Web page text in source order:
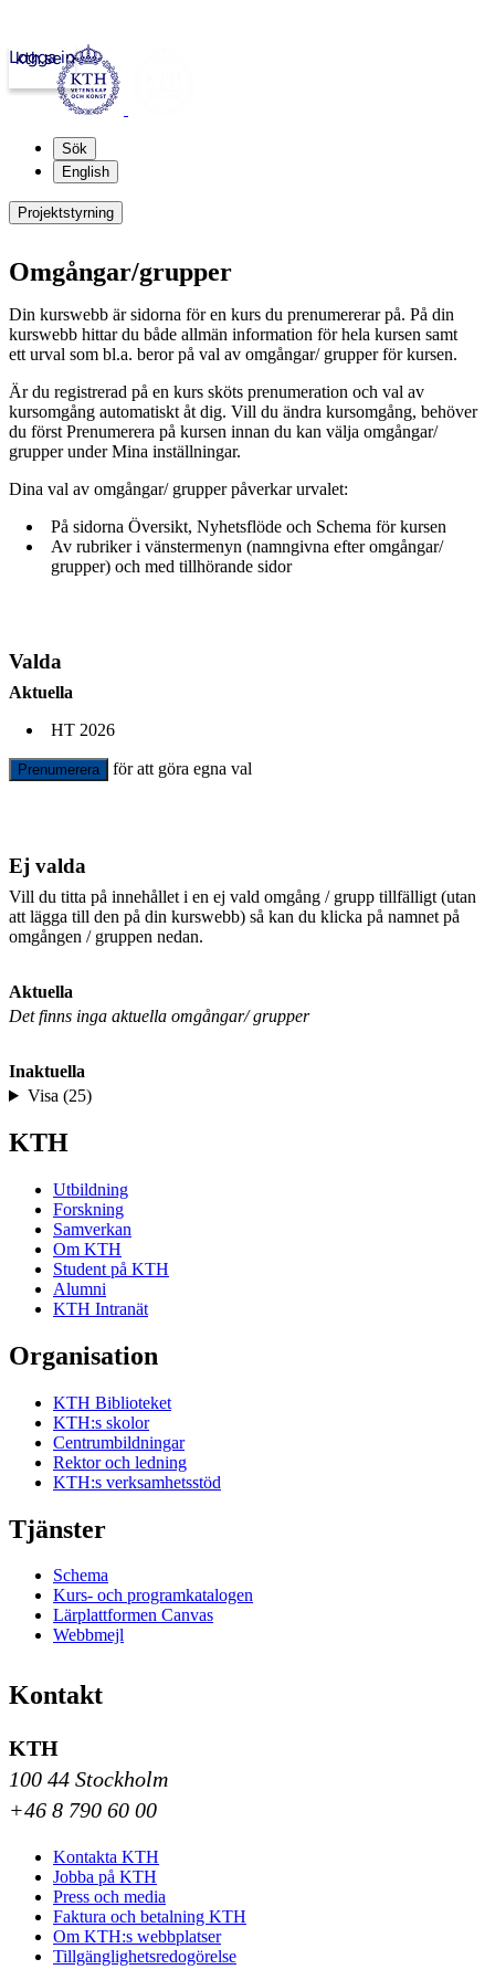
kth.se
Logga in
Sök
English
Projektstyrning
Omgångar/grupper
Din kurswebb är sidorna för en kurs du prenumererar på. På din
kurswebb hittar du både allmän information för hela kursen samt
ett urval som bl.a. beror på val av omgångar/ grupper för kursen.
Är du registrerad på en kurs sköts prenumeration och val av
kursomgång automatiskt åt dig. Vill du ändra kursomgång, behöver
du först Prenumerera på kursen innan du kan välja omgångar/
grupper under Mina inställningar.
Dina val av omgångar/ grupper påverkar urvalet:
På sidorna Översikt, Nyhetsflöde och Schema för kursen
Av rubriker i vänstermenyn (namngivna efter omgångar/
grupper) och med tillhörande sidor
Valda
Aktuella
HT 2026
Prenumerera för att göra egna val
Ej valda
Vill du titta på innehållet i en ej vald omgång / grupp tillfälligt (utan
att lägga till den på din kurswebb) så kan du klicka på namnet på
omgången / gruppen nedan.
Aktuella
Det finns inga aktuella omgångar/ grupper
Inaktuella
Visa (25)
KTH
Utbildning
Forskning
Samverkan
Om KTH
Student på KTH
Alumni
KTH Intranät
Organisation
KTH Biblioteket
KTH:s skolor
Centrumbildningar
Rektor och ledning
KTH:s verksamhetsstöd
Tjänster
Schema
Kurs- och programkatalogen
Lärplattformen Canvas
Webbmejl
Kontakt
KTH
100 44 Stockholm
+46 8 790 60 00
Kontakta KTH
Jobba på KTH
Press och media
Faktura och betalning KTH
Om KTH:s webbplatser
Tillgänglighetsredogörelse